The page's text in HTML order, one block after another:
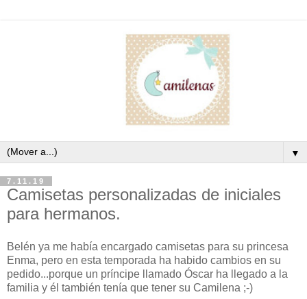
▼
7.11.19
Camisetas personalizadas de iniciales
para hermanos.
Belén ya me había encargado camisetas para su princesa
Enma, pero en esta temporada ha habido cambios en su
pedido...porque un príncipe llamado Óscar ha llegado a la
familia y él también tenía que tener su Camilena ;-)